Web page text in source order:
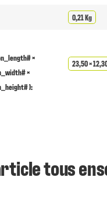
0,21 Kg
×
×
):
23,50 ×
tous